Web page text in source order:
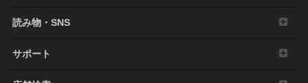
読み物・SNS
サポート